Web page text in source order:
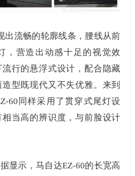
出流畅的轮廓线条，腰线从前
，营造出动感十足的视觉效
行的悬浮式设计，配合隐藏
型既现代又不失优雅。来到
60同样采用了贯穿式尾灯设
当高的辨识度，与前脸设计
显示，马自达EZ-60的长宽高